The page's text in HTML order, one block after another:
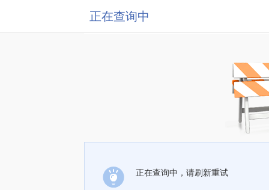
正在查询中
正在查询中，请刷新重试